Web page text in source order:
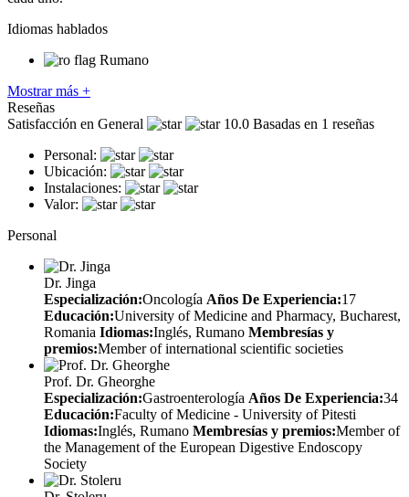
Idiomas hablados
Rumano
Mostrar más +
Reseñas
Satisfacción en General
10.0 Basadas en 1 reseñas
Personal:
Ubicación:
Instalaciones:
Valor:
Personal
Dr. Jinga
Especialización:Oncología Años De Experiencia:17
Educación:University of Medicine and Pharmacy, Bucharest,
Romania Idiomas:Inglés, Rumano Membresías y
premios:Member of international scientific societies
Prof. Dr. Gheorghe
Especialización:Gastroenterología Años De Experiencia:34
Educación:Faculty of Medicine - University of Pitesti
Idiomas:Inglés, Rumano Membresías y premios:Member of
the Management of the European Digestive Endoscopy
Society